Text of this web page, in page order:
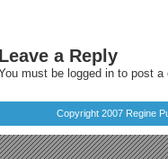
Leave a Reply
must be logged in to post a
Copyright 2007 Regine